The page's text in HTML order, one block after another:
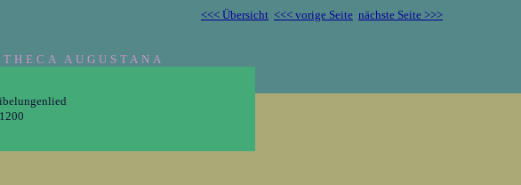
<<< Übersicht <<< vorige Seite nächste Seite >>>
AUGUSTANA